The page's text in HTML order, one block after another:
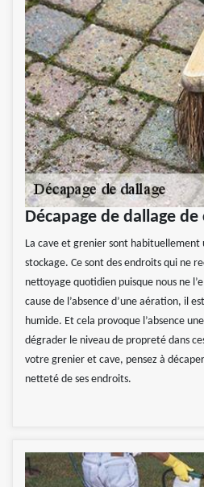
Décapage de dallage
La cave et grenier sont
stockage. Ce sont des endroits qui ne
nettoyage quotidien puisque nous ne
cause de l’absence d’une aération, il
humide. Et cela provoque l’absence
dégrader le niveau de propreté dans
votre grenier et cave, pensez à
netteté de ses endroits.